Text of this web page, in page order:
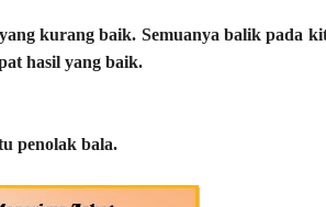
kurang baik. Semuanya balik pada
hasil yang baik.
penolak bala.